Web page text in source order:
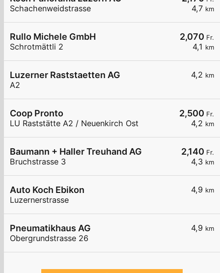
4,7 km
Schachenweidstrasse
2,070 Fr.
4,1 km
Rullo Michele GmbH
Schrotmättli 2
4,2 km
Luzerner Raststaetten AG
A2
2,500 Fr.
4,2 km
Coop Pronto
LU Raststätte A2 / Neuenkirch Ost
2,140 Fr.
4,3 km
Baumann + Haller Treuhand AG
Bruchstrasse 3
4,9 km
Auto Koch Ebikon
Luzernerstrasse
4,9 km
Pneumatikhaus AG
Obergrundstrasse 26